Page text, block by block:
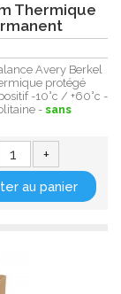
Thermique
Avery Berkel
protégé
-10°c / +60°c -
-sans
+
au panier